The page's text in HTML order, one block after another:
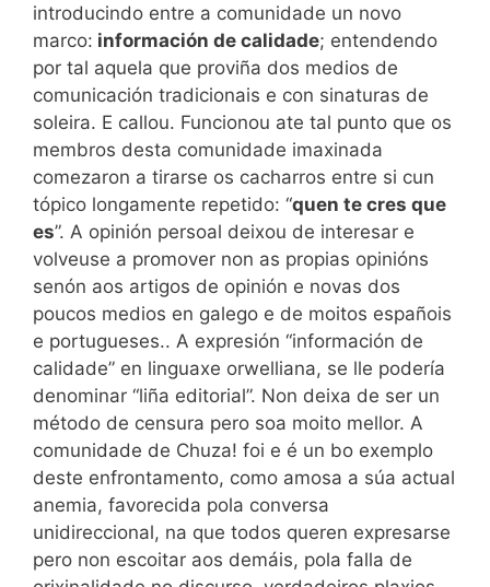
introducindo entre a comunidade un novo
marco: información de calidade; entendendo
por tal aquela que proviña dos medios de
comunicación tradicionais e con sinaturas de
soleira. E callou. Funcionou ate tal punto que os
membros desta comunidade imaxinada
comezaron a tirarse os cacharros entre si cun
tópico longamente repetido: “quen te cres que
es”. A opinión persoal deixou de interesar e
volveuse a promover non as propias opinións
senón aos artigos de opinión e novas dos
poucos medios en galego e de moitos españois
e portugueses.. A expresión “información de
calidade” en linguaxe orwelliana, se lle podería
denominar “liña editorial”. Non deixa de ser un
método de censura pero soa moito mellor. A
comunidade de Chuza! foi e é un bo exemplo
deste enfrontamento, como amosa a súa actual
anemia, favorecida pola conversa
unidireccional, na que todos queren expresarse
pero non escoitar aos demáis, pola falla de